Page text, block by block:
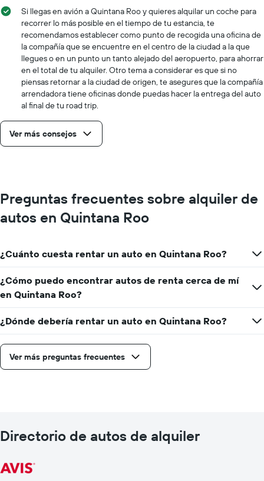
Si llegas en avión a Quintana Roo y quieres alquilar un coche para
recorrer lo más posible en el tiempo de tu estancia, te
recomendamos establecer como punto de recogida una oficina de
la compañía que se encuentre en el centro de la ciudad a la que
llegues o en un punto un tanto alejado del aeropuerto, para ahorrar
en el total de tu alquiler. Otro tema a considerar es que si no
piensas retornar a la ciudad de origen, te asegures que la compañía
arrendadora tiene oficinas donde puedas hacer la entrega del auto
al final de tu road trip.
Ver más consejos
Preguntas frecuentes sobre alquiler de
autos en Quintana Roo
¿Cuánto cuesta rentar un auto en Quintana Roo?
¿Cómo puedo encontrar autos de renta cerca de mí
en Quintana Roo?
¿Dónde debería rentar un auto en Quintana Roo?
Ver más preguntas frecuentes
Directorio de autos de alquiler